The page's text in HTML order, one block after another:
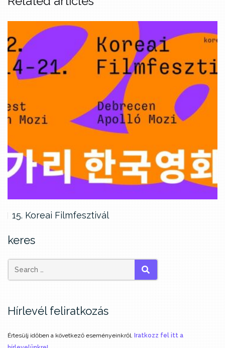
15. Koreai Filmfesztivál
keres
SEARCH
Hírlevél feliratkozás
Értesülj időben a következő eseményeinkről. Iratkozz fel itt a